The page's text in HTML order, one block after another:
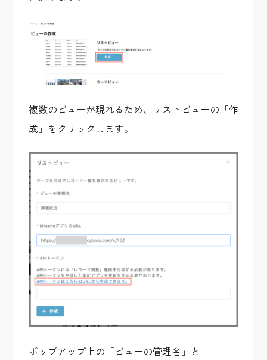
複数のビューが現れるため、リストビューの「作
成」をクリックします。
ポップアップ上の「ビューの管理名」と